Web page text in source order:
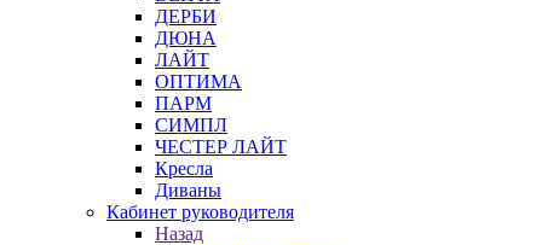
ДЕРБИ
ДЮНА
ЛАЙТ
ОПТИМА
ПАРМ
СИМПЛ
ЧЕСТЕР ЛАЙТ
Кресла
Диваны
Кабинет руководителя
Назад